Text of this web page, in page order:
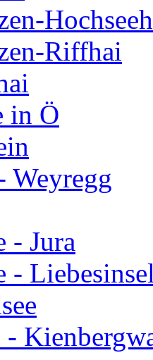
Riffhai
in Ö
Weyregg
- Jura
-
-